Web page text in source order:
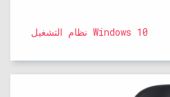
نظام التشغيل Windows 10